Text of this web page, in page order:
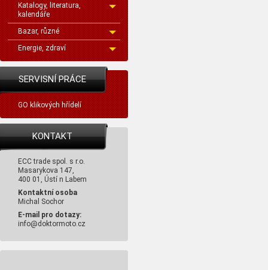
Katalogy, literatura,
kalendáře
Bazar, různé
Energie, zdraví
SERVISNÍ PRÁCE
GO klikových hřídelí
KONTAKT
ECC trade spol. s r.o.
Masarykova 147,
400 01, Ústí n Labem
Kontaktní osoba
Michal Sochor
E-mail pro dotazy:
info@doktormoto.cz